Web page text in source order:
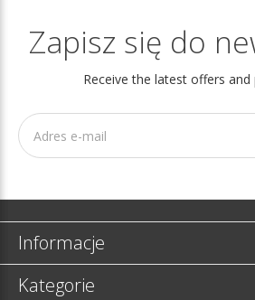
Zapisz się do
Receive the latest offers
Informacje
Kategorie